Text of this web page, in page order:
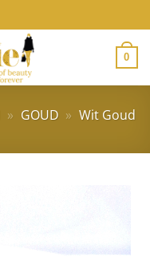
0
» GOUD » Wit Goud